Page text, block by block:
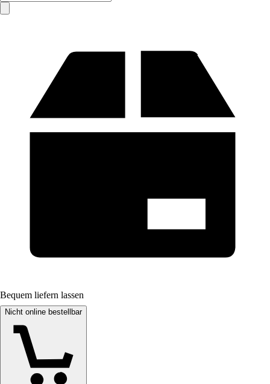
Bequem liefern lassen
Nicht online bestellbar